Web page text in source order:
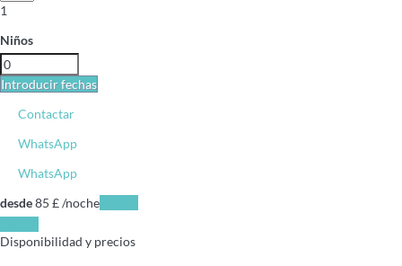
1
Niños
Introducir fechas
Contactar
WhatsApp
WhatsApp
desde85 £/noche
Disponibilidad y precios